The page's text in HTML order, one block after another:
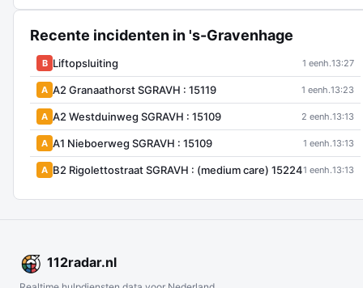
Recente incidenten in 's-Gravenhage
B Liftopsluiting 1 eenh.13:27
A A2 Granaathorst SGRAVH : 15119 1 eenh.13:23
A A2 Westduinweg SGRAVH : 15109 2 eenh.13:13
A A1 Nieboerweg SGRAVH : 15109 1 eenh.13:13
A B2 Rigolettostraat SGRAVH : (medium care) 152241 eenh.13:13
112radar.nl